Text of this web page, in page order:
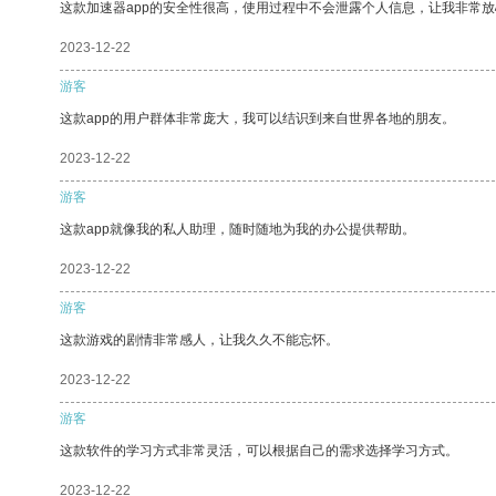
这款加速器app的安全性很高，使用过程中不会泄露个人信息，让我非常
2023-12-22
游客
这款app的用户群体非常庞大，我可以结识到来自世界各地的朋友。
2023-12-22
游客
这款app就像我的私人助理，随时随地为我的办公提供帮助。
2023-12-22
游客
这款游戏的剧情非常感人，让我久久不能忘怀。
2023-12-22
游客
这款软件的学习方式非常灵活，可以根据自己的需求选择学习方式。
2023-12-22